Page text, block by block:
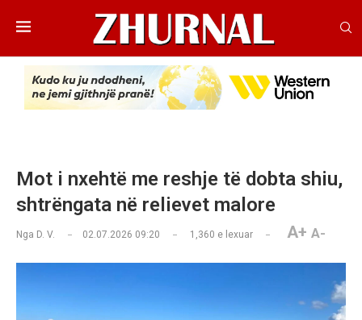
Mot i nxehtë me reshje të dobta shiu,
shtrëngata në relievet malore
Nga D. V. 02.07.2026 09:20 1,360 e lexuar A+ A-